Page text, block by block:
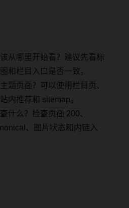
从哪里开始看？建议先看标
和栏目入口是否一致。
题页面？可以使用栏目页、
内推荐和 sitemap。
什么？检查页面 200、
、图片状态和内链入